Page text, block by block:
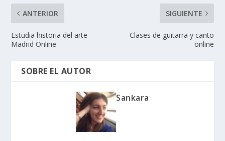
ANTERIOR
Estudia historia del arte
Madrid Online
SIGUIENTE
Clases de guitarra y canto
online
SOBRE EL AUTOR
Sankara